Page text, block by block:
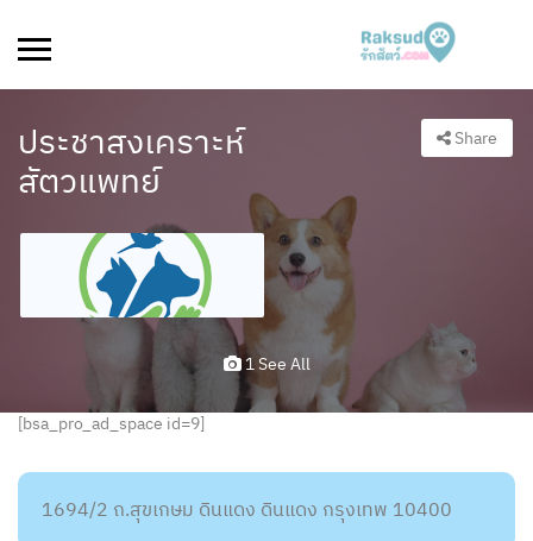
ประชาสงเคราะห์
สัตวแพทย์
Share
1 See All
[bsa_pro_ad_space id=9]
1694/2 ถ.สุขเกษม ดินแดง ดินแดง กรุงเทพ 10400